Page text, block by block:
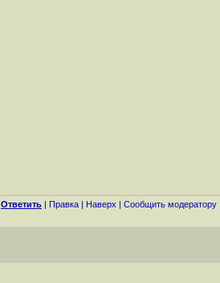
Ответить | Правка | Наверх | Cообщить модератору